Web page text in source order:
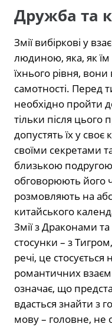
Дружба та
Змії вибіркові у
людиною, яка, як їм
їхнього рівня,
самотності. Перед
необхідно пройти
тільки після цього
допустять їх у своє
своїми секретами
близькою
обговорюють його
розмовляють на
китайського
Змії з Драконами
стосунки – з
речі, це стосується
романтичних
означає, що
вдасться знайти з
мову – головне, не